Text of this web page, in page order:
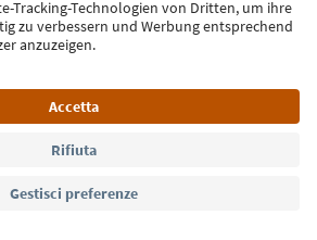
Iscriviti alla newsletter